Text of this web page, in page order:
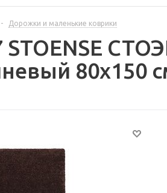
- Дорожки и маленькие коврики
STOENSE
80x150